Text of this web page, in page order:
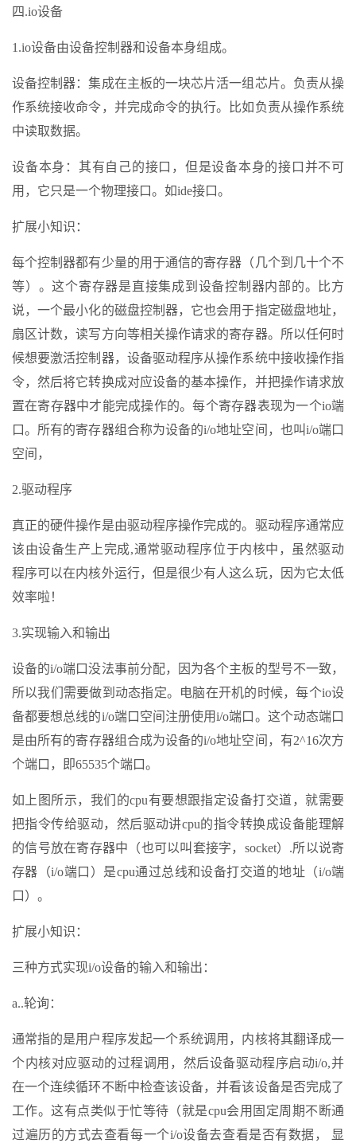
四.io设备
1.io设备由设备控制器和设备本身组成。
设备控制器：集成在主板的一块芯片活一组芯片。负责从操
作系统接收命令，并完成命令的执行。比如负责从操作系统
中读取数据。
设备本身：其有自己的接口，但是设备本身的接口并不可
用，它只是一个物理接口。如ide接口。
扩展小知识：
每个控制器都有少量的用于通信的寄存器（几个到几十个不
等）。这个寄存器是直接集成到设备控制器内部的。比方
说，一个最小化的磁盘控制器，它也会用于指定磁盘地址，
扇区计数，读写方向等相关操作请求的寄存器。所以任何时
候想要激活控制器，设备驱动程序从操作系统中接收操作指
令，然后将它转换成对应设备的基本操作，并把操作请求放
置在寄存器中才能完成操作的。每个寄存器表现为一个io端
口。所有的寄存器组合称为设备的i/o地址空间，也叫i/o端口
空间，
2.驱动程序
真正的硬件操作是由驱动程序操作完成的。驱动程序通常应
该由设备生产上完成,通常驱动程序位于内核中，虽然驱动
程序可以在内核外运行，但是很少有人这么玩，因为它太低
效率啦！
3.实现输入和输出
设备的i/o端口没法事前分配，因为各个主板的型号不一致，
所以我们需要做到动态指定。电脑在开机的时候，每个io设
备都要想总线的i/o端口空间注册使用i/o端口。这个动态端口
是由所有的寄存器组合成为设备的i/o地址空间，有2^16次方
个端口，即65535个端口。
如上图所示，我们的cpu有要想跟指定设备打交道，就需要
把指令传给驱动，然后驱动讲cpu的指令转换成设备能理解
的信号放在寄存器中（也可以叫套接字，socket）.所以说寄
存器（i/o端口）是cpu通过总线和设备打交道的地址（i/o端
口）。
扩展小知识：
三种方式实现i/o设备的输入和输出：
a..轮询：
通常指的是用户程序发起一个系统调用，内核将其翻译成一
个内核对应驱动的过程调用，然后设备驱动程序启动i/o,并
在一个连续循环不断中检查该设备，并看该设备是否完成了
工作。这有点类似于忙等待（就是cpu会用固定周期不断通
过遍历的方式去查看每一个i/o设备去查看是否有数据， 显